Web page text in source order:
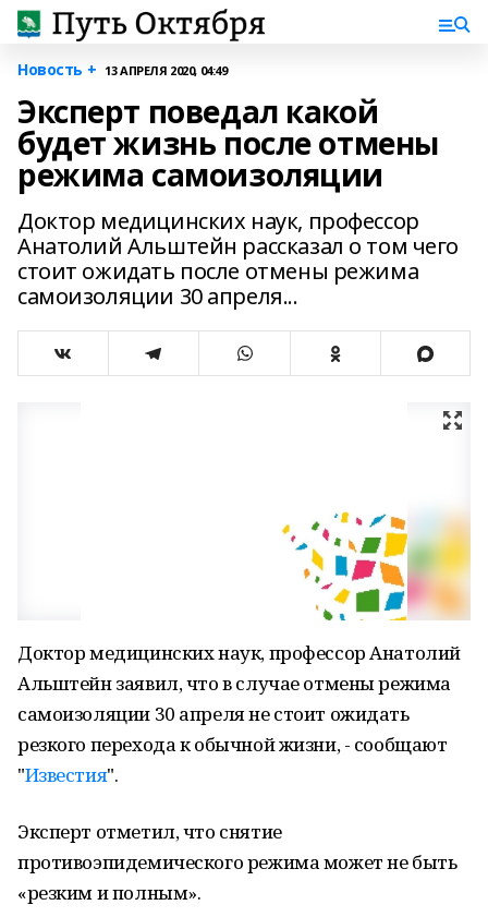
Новость + 13 АПРЕЛЯ 2020, 04:49
Эксперт поведал какой
будет жизнь после отмены
режима самоизоляции
Доктор медицинских наук, профессор
Анатолий Альштейн рассказал о том чего
стоит ожидать после отмены режима
самоизоляции 30 апреля...
Доктор медицинских наук, профессор Анатолий
Альштейн заявил, что в случае отмены режима
самоизоляции 30 апреля не стоит ожидать
резкого перехода к обычной жизни, - сообщают
"Известия".
Эксперт отметил, что снятие
противоэпидемического режима может не быть
«резким и полным».